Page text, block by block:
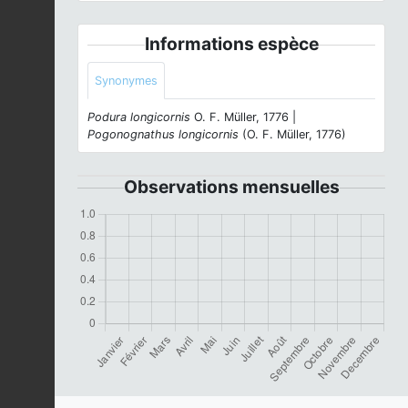
Informations espèce
Synonymes
Podura longicornis O. F. Müller, 1776 |
Pogonognathus longicornis (O. F. Müller, 1776)
Observations mensuelles